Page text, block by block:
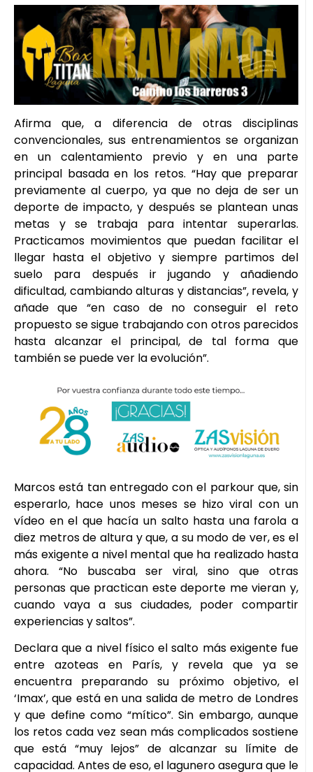
Afirma que, a diferencia de otras disciplinas
convencionales, sus entrenamientos se organizan
en un calentamiento previo y en una parte
principal basada en los retos. “Hay que preparar
previamente al cuerpo, ya que no deja de ser un
deporte de impacto, y después se plantean unas
metas y se trabaja para intentar superarlas.
Practicamos movimientos que puedan facilitar el
llegar hasta el objetivo y siempre partimos del
suelo para después ir jugando y añadiendo
dificultad, cambiando alturas y distancias”, revela, y
añade que “en caso de no conseguir el reto
propuesto se sigue trabajando con otros parecidos
hasta alcanzar el principal, de tal forma que
también se puede ver la evolución”.
Marcos está tan entregado con el parkour que, sin
esperarlo, hace unos meses se hizo viral con un
vídeo en el que hacía un salto hasta una farola a
diez metros de altura y que, a su modo de ver, es el
más exigente a nivel mental que ha realizado hasta
ahora. “No buscaba ser viral, sino que otras
personas que practican este deporte me vieran y,
cuando vaya a sus ciudades, poder compartir
experiencias y saltos”.
Declara que a nivel físico el salto más exigente fue
entre azoteas en París, y revela que ya se
encuentra preparando su próximo objetivo, el
‘Imax’, que está en una salida de metro de Londres
y que define como “mítico”. Sin embargo, aunque
los retos cada vez sean más complicados sostiene
que está “muy lejos” de alcanzar su límite de
capacidad. Antes de eso, el lagunero asegura que le